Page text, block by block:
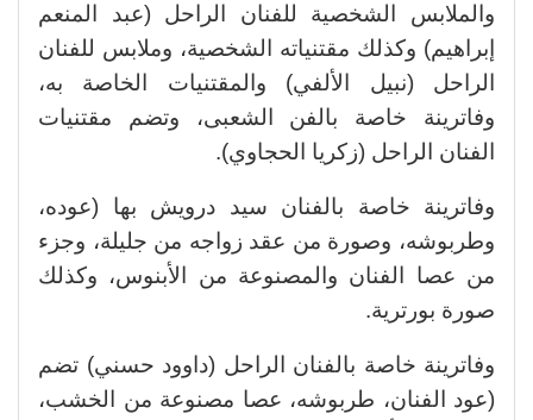
والملابس الشخصية للفنان الراحل (عبد المنعم
إبراهيم) وكذلك مقتنياته الشخصية، وملابس للفنان
الراحل (نبيل الألفي) والمقتنيات الخاصة به،
وفاترينة خاصة بالفن الشعبى، وتضم مقتنيات
الفنان الراحل (زكريا الحجاوي).
وفاترينة خاصة بالفنان سيد درويش بها (عوده،
وطربوشه، وصورة من عقد زواجه من جليلة، وجزء
من عصا الفنان والمصنوعة من الأبنوس، وكذلك
صورة بورترية.
وفاترينة خاصة بالفنان الراحل (داوود حسني) تضم
(عود الفنان، طربوشه، عصا مصنوعة من الخشب،